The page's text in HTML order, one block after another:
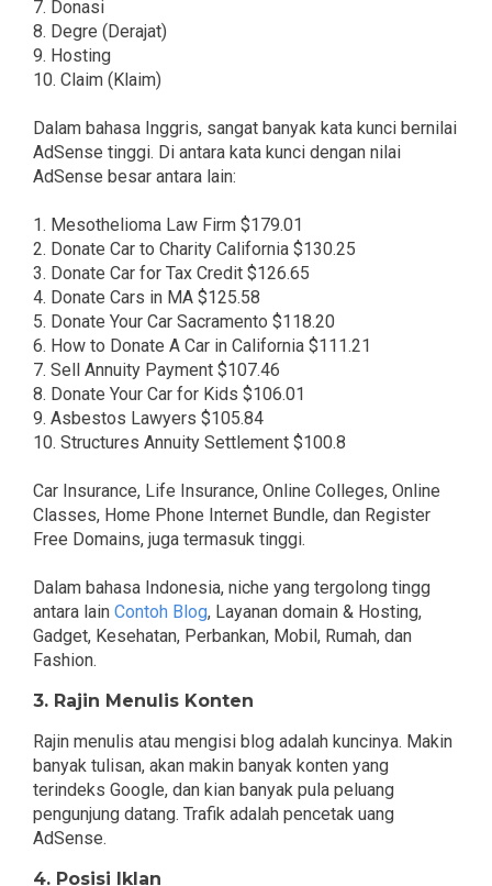
7. Donasi
8. Degre (Derajat)
9. Hosting
10. Claim (Klaim)
Dalam bahasa Inggris, sangat banyak kata kunci bernilai
AdSense tinggi. Di antara kata kunci dengan nilai
AdSense besar antara lain:
1. Mesothelioma Law Firm $179.01
2. Donate Car to Charity California $130.25
3. Donate Car for Tax Credit $126.65
4. Donate Cars in MA $125.58
5. Donate Your Car Sacramento $118.20
6. How to Donate A Car in California $111.21
7. Sell Annuity Payment $107.46
8. Donate Your Car for Kids $106.01
9. Asbestos Lawyers $105.84
10. Structures Annuity Settlement $100.8
Car Insurance, Life Insurance, Online Colleges, Online
Classes, Home Phone Internet Bundle, dan Register
Free Domains, juga termasuk tinggi.
Dalam bahasa Indonesia, niche yang tergolong tingg
antara lain Contoh Blog, Layanan domain & Hosting,
Gadget, Kesehatan, Perbankan, Mobil, Rumah, dan
Fashion.
3. Rajin Menulis Konten
Rajin menulis atau mengisi blog adalah kuncinya. Makin
banyak tulisan, akan makin banyak konten yang
terindeks Google, dan kian banyak pula peluang
pengunjung datang. Trafik adalah pencetak uang
AdSense.
4. Posisi Iklan